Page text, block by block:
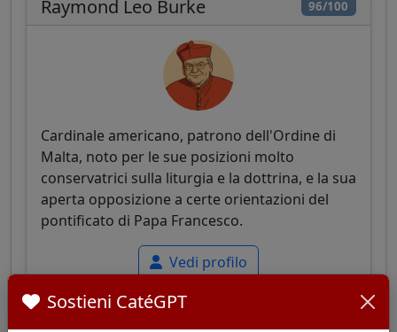
96/100
Raymond Leo Burke
Cardinale americano, patrono dell'Ordine di
Malta, noto per le sue posizioni molto
conservatrici sulla liturgia e la dottrina, e la sua
aperta opposizione a certe orientazioni del
pontificato di Papa Francesco.
Vedi profilo
Sostieni CatéGPT